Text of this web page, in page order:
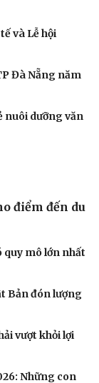
và Lễ hội
Đà Nẵng năm
nuôi dưỡng văn
điểm đến du
quy mô lớn nhất
Bản đón lượng
vượt khỏi lợi
Những con